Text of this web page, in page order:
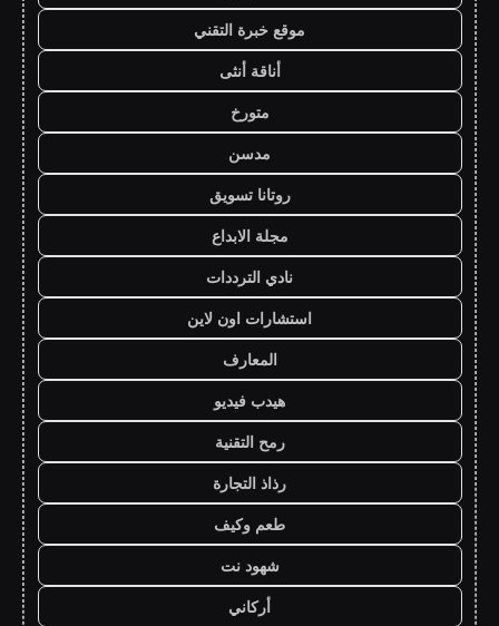
موقع خبرة التقني
أناقة أنثى
متورخ
مدسن
روتانا تسويق
مجلة الابداع
نادي الترددات
استشارات اون لاين
المعارف
هيدب فيديو
رمح التقنية
رذاذ التجارة
طعم وكيف
شهود نت
أركاني